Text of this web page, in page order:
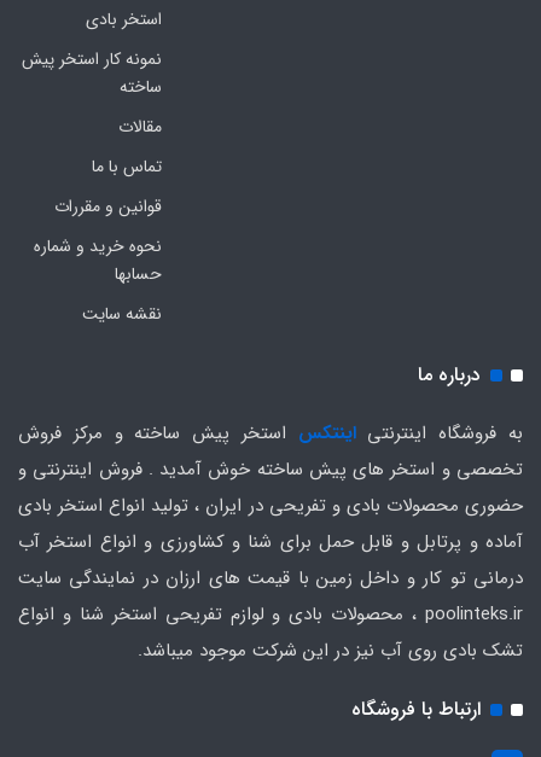
استخر بادی
نمونه کار استخر پیش
ساخته
مقالات
تماس با ما
قوانین و مقررات
نحوه خرید و شماره
حسابها
نقشه سایت
درباره ما
به فروشگاه اینترنتیاینتکس استخر پیش ساخته و مرکز فروش
تخصصی و استخر های پیش ساخته خوش آمدید . فروش اینترنتی و
حضوری محصولات بادی و تفریحی در ایران ، تولید انواع استخر بادی
آماده و پرتابل و قابل حمل برای شنا و کشاورزی و انواع استخر آب
درمانی تو کار و داخل زمین با قیمت های ارزان در نمایندگی سایت
poolinteks.ir ، محصولات بادی و لوازم تفریحی استخر شنا و انواع
تشک بادی روی آب نیز در این شرکت موجود میباشد.
ارتباط با فروشگاه